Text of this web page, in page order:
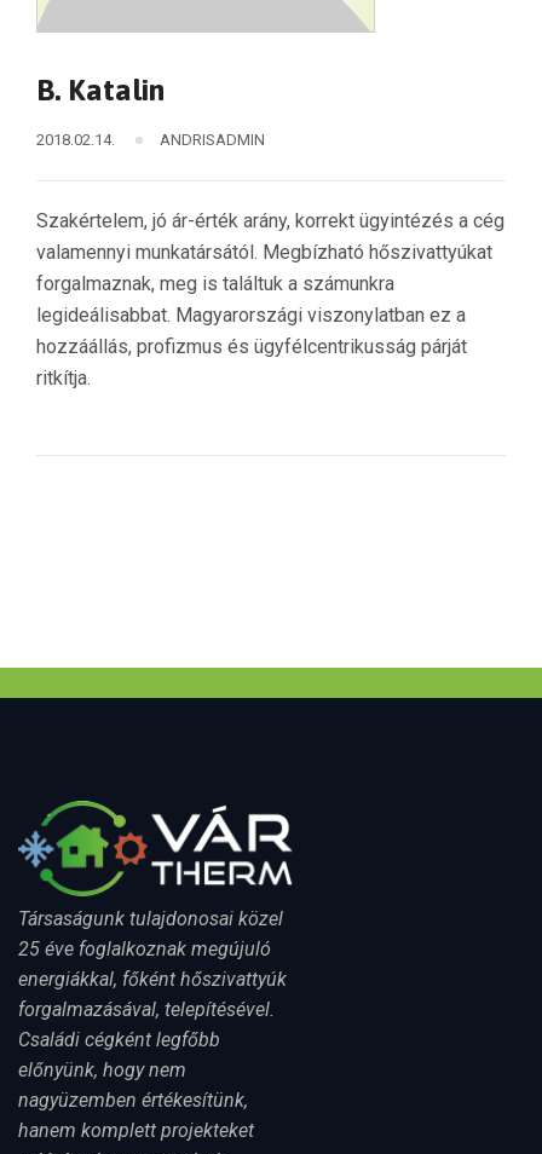
B. Katalin
2018.02.14. ANDRISADMIN
Szakértelem, jó ár-érték arány, korrekt ügyintézés a cég
valamennyi munkatársától. Megbízható hőszivattyúkat
forgalmaznak, meg is találtuk a számunkra
legideálisabbat. Magyarországi viszonylatban ez a
hozzáállás, profizmus és ügyfélcentrikusság párját
ritkítja.
Társaságunk tulajdonosai közel
25 éve foglalkoznak megújuló
energiákkal, főként hőszivattyúk
forgalmazásával, telepítésével.
Családi cégként legfőbb
előnyünk, hogy nem
nagyüzemben értékesítünk,
hanem komplett projekteket